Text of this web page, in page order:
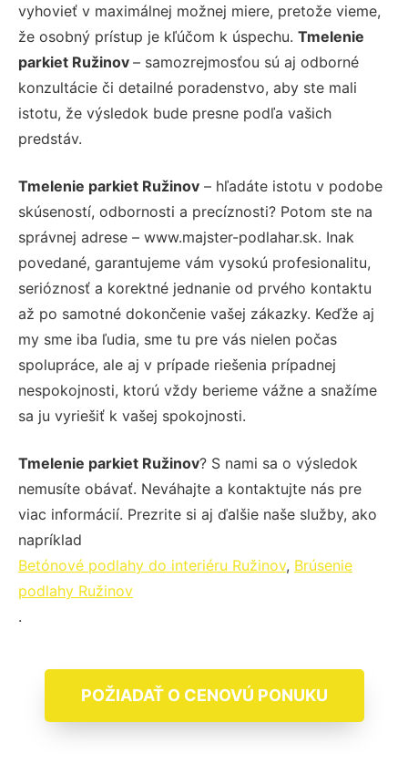
vyhovieť v maximálnej možnej miere, pretože vieme,
že osobný prístup je kľúčom k úspechu. Tmelenie
parkiet Ružinov – samozrejmosťou sú aj odborné
konzultácie či detailné poradenstvo, aby ste mali
istotu, že výsledok bude presne podľa vašich
predstáv.
Tmelenie parkiet Ružinov – hľadáte istotu v podobe
skúseností, odbornosti a precíznosti? Potom ste na
správnej adrese – www.majster-podlahar.sk. Inak
povedané, garantujeme vám vysokú profesionalitu,
serióznosť a korektné jednanie od prvého kontaktu
až po samotné dokončenie vašej zákazky. Keďže aj
my sme iba ľudia, sme tu pre vás nielen počas
spolupráce, ale aj v prípade riešenia prípadnej
nespokojnosti, ktorú vždy berieme vážne a snažíme
sa ju vyriešiť k vašej spokojnosti.
Tmelenie parkiet Ružinov? S nami sa o výsledok
nemusíte obávať. Neváhajte a kontaktujte nás pre
viac informácií. Prezrite si aj ďalšie naše služby, ako
napríklad
Betónové podlahy do interiéru Ružinov, Brúsenie
podlahy Ružinov
.
POŽIADAŤ O CENOVÚ PONUKU